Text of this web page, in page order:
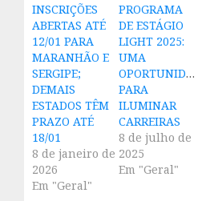
INSCRIÇÕES
ABERTAS ATÉ
12/01 PARA
MARANHÃO E
SERGIPE;
DEMAIS
ESTADOS TÊM
PRAZO ATÉ
18/01
8 de janeiro de
2026
Em "Geral"
PROGRAMA
DE ESTÁGIO
LIGHT 2025:
UMA
OPORTUNIDADE
PARA
ILUMINAR
CARREIRAS
8 de julho de
2025
Em "Geral"